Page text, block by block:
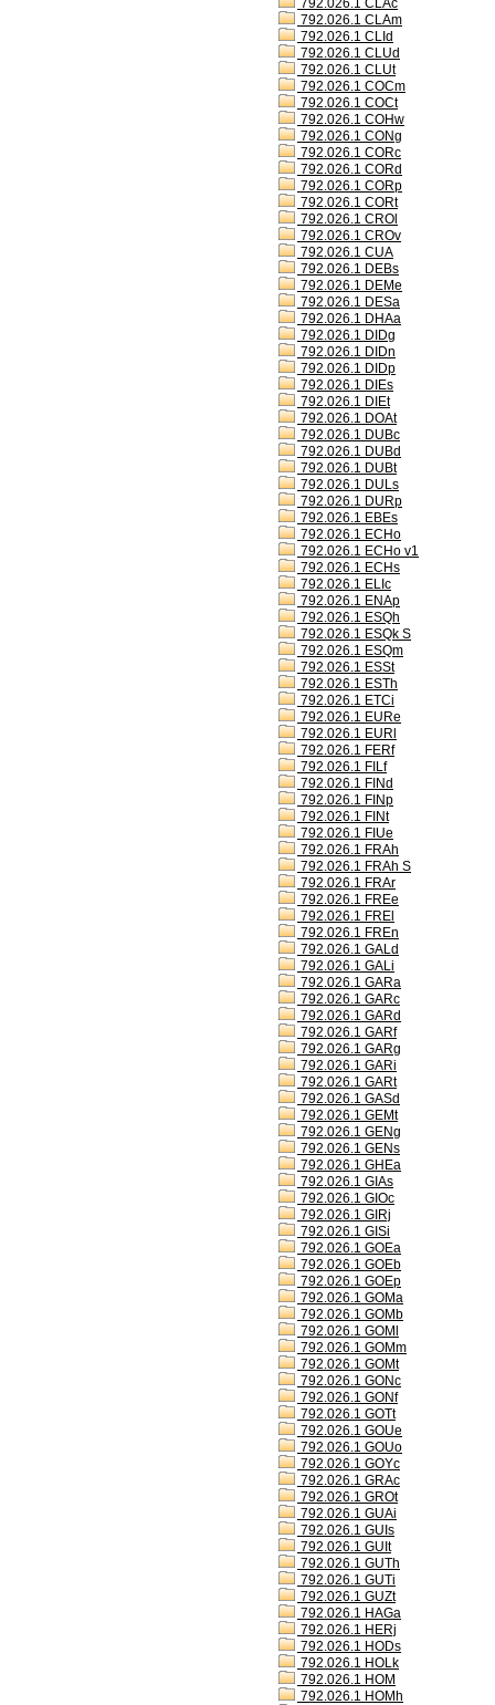
792.026.1 CLAc
792.026.1 CLAm
792.026.1 CLId
792.026.1 CLUd
792.026.1 CLUt
792.026.1 COCm
792.026.1 COCt
792.026.1 COHw
792.026.1 CONg
792.026.1 CORc
792.026.1 CORd
792.026.1 CORp
792.026.1 CORt
792.026.1 CROl
792.026.1 CROv
792.026.1 CUA
792.026.1 DEBs
792.026.1 DEMe
792.026.1 DESa
792.026.1 DHAa
792.026.1 DIDg
792.026.1 DIDn
792.026.1 DIDp
792.026.1 DIEs
792.026.1 DIEt
792.026.1 DOAt
792.026.1 DUBc
792.026.1 DUBd
792.026.1 DUBt
792.026.1 DULs
792.026.1 DURp
792.026.1 EBEs
792.026.1 ECHo
792.026.1 ECHo v1
792.026.1 ECHs
792.026.1 ELIc
792.026.1 ENAp
792.026.1 ESQh
792.026.1 ESQk S
792.026.1 ESQm
792.026.1 ESSt
792.026.1 ESTh
792.026.1 ETCi
792.026.1 EURe
792.026.1 EURl
792.026.1 FERf
792.026.1 FILf
792.026.1 FINd
792.026.1 FINp
792.026.1 FINt
792.026.1 FIUe
792.026.1 FRAh
792.026.1 FRAh S
792.026.1 FRAr
792.026.1 FREe
792.026.1 FREl
792.026.1 FREn
792.026.1 GALd
792.026.1 GALi
792.026.1 GARa
792.026.1 GARc
792.026.1 GARd
792.026.1 GARf
792.026.1 GARg
792.026.1 GARi
792.026.1 GARt
792.026.1 GASd
792.026.1 GEMt
792.026.1 GENg
792.026.1 GENs
792.026.1 GHEa
792.026.1 GIAs
792.026.1 GIOc
792.026.1 GIRj
792.026.1 GISi
792.026.1 GOEa
792.026.1 GOEb
792.026.1 GOEp
792.026.1 GOMa
792.026.1 GOMb
792.026.1 GOMl
792.026.1 GOMm
792.026.1 GOMt
792.026.1 GONc
792.026.1 GONf
792.026.1 GOTt
792.026.1 GOUe
792.026.1 GOUo
792.026.1 GOYc
792.026.1 GRAc
792.026.1 GROt
792.026.1 GUAi
792.026.1 GUIs
792.026.1 GUIt
792.026.1 GUTh
792.026.1 GUTi
792.026.1 GUZt
792.026.1 HAGa
792.026.1 HERj
792.026.1 HODs
792.026.1 HOLk
792.026.1 HOM
792.026.1 HOMh